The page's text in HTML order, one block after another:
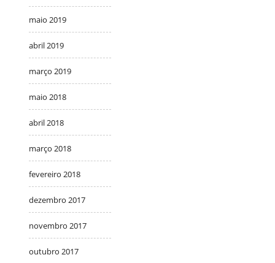
maio 2019
abril 2019
março 2019
maio 2018
abril 2018
março 2018
fevereiro 2018
dezembro 2017
novembro 2017
outubro 2017